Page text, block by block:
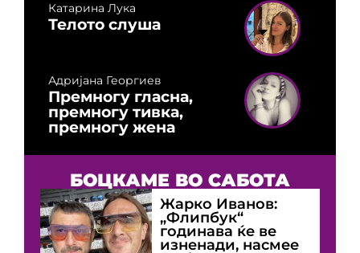
Катарина Лука
Телото слуша
Адријана Георгиев
Премногу гласна,
премногу тивка,
премногу жена
БОЦКАМЕ ВО САБОТА
Жарко Иванов:
„Флипбук“
годинава ќе ве
изненади, насмее